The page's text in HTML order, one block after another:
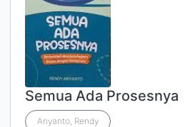
Semua Ada Prosesnya
Ariyanto, Rendy